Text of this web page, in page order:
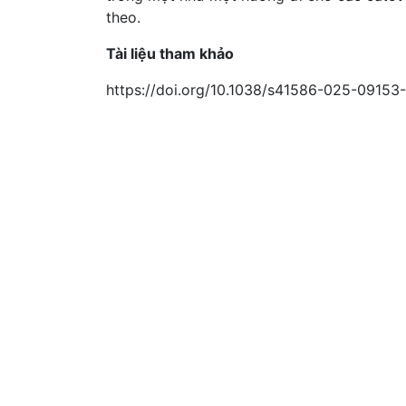
theo.
Tài liệu tham khảo
https://doi.org/10.1038/s41586-025-